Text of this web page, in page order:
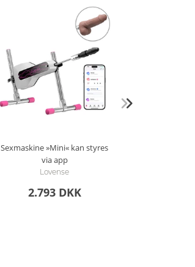
Sexmaskine »Mini« kan styres
via app
Lovense
2.793 DKK